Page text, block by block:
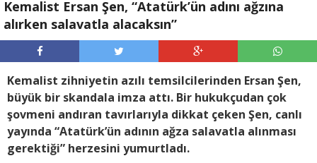
Kemalist Ersan Şen, “Atatürk’ün adını ağzına
alırken salavatla alacaksın”
Kemalist zihniyetin azılı temsilcilerinden Ersan Şen,
büyük bir skandala imza attı. Bir hukukçudan çok
şovmeni andıran tavırlarıyla dikkat çeken Şen, canlı
yayında “Atatürk’ün adının ağza salavatla alınması
gerektiği” herzesini yumurtladı.